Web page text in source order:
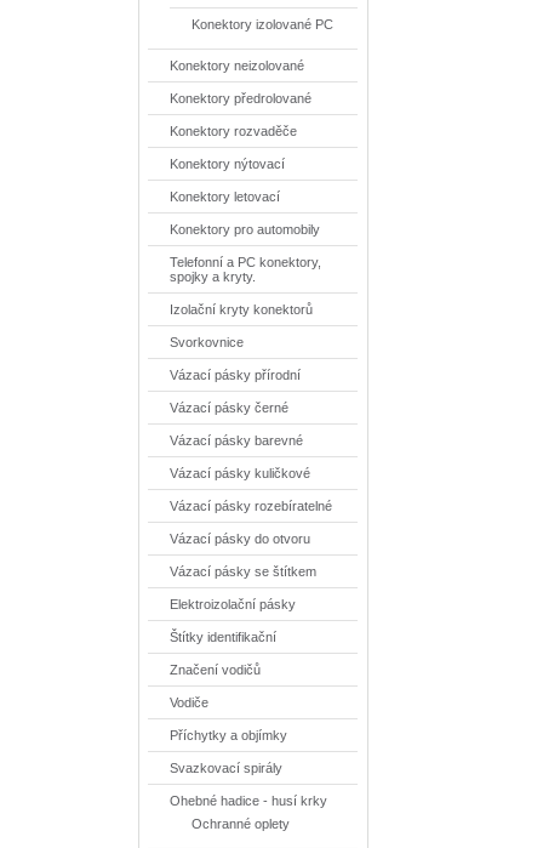
Konektory izolované PC
Konektory neizolované
Konektory předrolované
Konektory rozvaděče
Konektory nýtovací
Konektory letovací
Konektory pro automobily
Telefonní a PC konektory,
spojky a kryty.
Izolační kryty konektorů
Svorkovnice
Vázací pásky přírodní
Vázací pásky černé
Vázací pásky barevné
Vázací pásky kuličkové
Vázací pásky rozebíratelné
Vázací pásky do otvoru
Vázací pásky se štítkem
Elektroizolační pásky
Štítky identifikační
Značení vodičů
Vodiče
Příchytky a objímky
Svazkovací spirály
Ohebné hadice - husí krky
Ochranné oplety